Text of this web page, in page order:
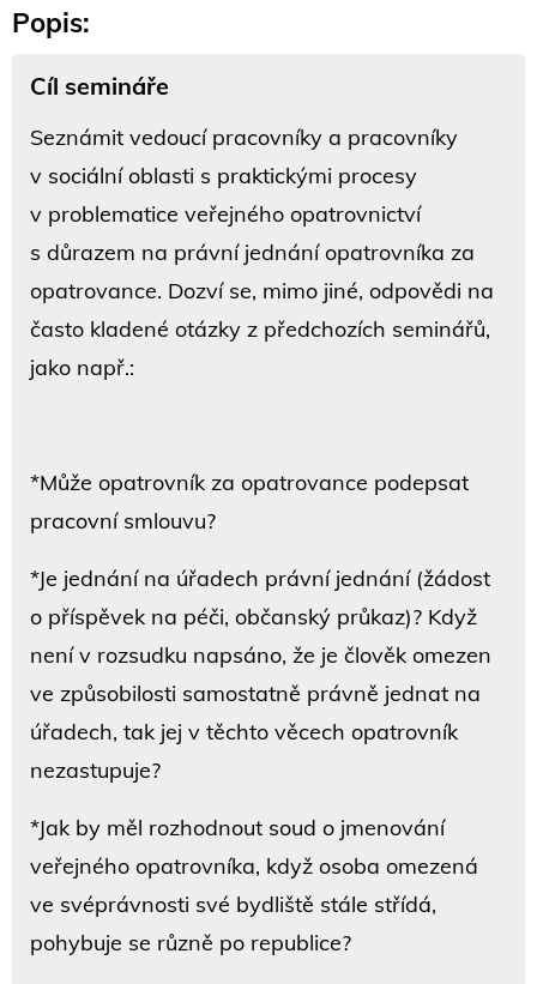
Popis:
Cíl semináře
Seznámit vedoucí pracovníky a pracovníky
v sociální oblasti s praktickými procesy
v problematice veřejného opatrovnictví
s důrazem na právní jednání opatrovníka za
opatrovance. Dozví se, mimo jiné, odpovědi na
často kladené otázky z předchozích seminářů,
jako např.:
*Může opatrovník za opatrovance podepsat
pracovní smlouvu?
*Je jednání na úřadech právní jednání (žádost
o příspěvek na péči, občanský průkaz)? Když
není v rozsudku napsáno, že je člověk omezen
ve způsobilosti samostatně právně jednat na
úřadech, tak jej v těchto věcech opatrovník
nezastupuje?
*Jak by měl rozhodnout soud o jmenování
veřejného opatrovníka, když osoba omezená
ve svéprávnosti své bydliště stále střídá,
pohybuje se různě po republice?